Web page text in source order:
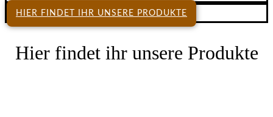
HIER FINDET IHR UNSERE PRODUKTE
Hier findet ihr unsere Produkte